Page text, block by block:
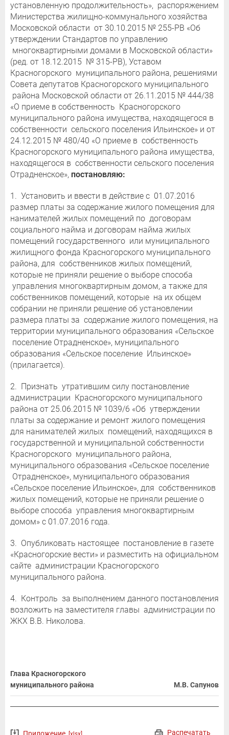
установленную продолжительность», распоряжением
Министерства жилищно-коммунального хозяйства
Московской области от 30.10.2015 № 255-РВ «Об
утверждении Стандартов по управлению
многоквартирными домами в Московской области»
(ред. от 18.12.2015 № 315-РВ), Уставом
Красногорского муниципального района, решениями
Совета депутатов Красногорского муниципального
района Московской области от 26.11.2015 № 444/38
«О приеме в собственность Красногорского
муниципального района имущества, находящегося в
собственности сельского поселения Ильинское» и от
24.12.2015 № 480/40 «О приеме в собственность
Красногорского муниципального района имущества,
находящегося в собственности сельского поселения
Отрадненское», постановляю:
1. Установить и ввести в действие с 01.07.2016
размер платы за содержание жилого помещения для
нанимателей жилых помещений по договорам
социального найма и договорам найма жилых
помещений государственного или муниципального
жилищного фонда Красногорского муниципального
района, для собственников жилых помещений,
которые не приняли решение о выборе способа
управления многоквартирным домом, а также для
собственников помещений, которые на их общем
собрании не приняли решение об установлении
размера платы за содержание жилого помещения, на
территории муниципального образования «Сельское
поселение Отрадненское», муниципального
образования «Сельское поселение Ильинское»
(прилагается).
2. Признать утратившим силу постановление
администрации Красногорского муниципального
района от 25.06.2015 № 1039/6 «Об утверждении
платы за содержание и ремонт жилого помещения
для нанимателей жилых помещений, находящихся в
государственной и муниципальной собственности
Красногорского муниципального района,
муниципального образования «Сельское поселение
Отрадненское», муниципального образования
«Сельское поселение Ильинское», для собственников
жилых помещений, которые не приняли решение о
выборе способа управления многоквартирным
домом» с 01.07.2016 года.
3. Опубликовать настоящее постановление в газете
«Красногорские вести» и разместить на официальном
сайте администрации Красногорского
муниципального района.
4. Контроль за выполнением данного постановления
возложить на заместителя главы администрации по
ЖКХ В.В. Николова.
Глава Красногорского
муниципального района
М.В. Сапунов
Распечатать